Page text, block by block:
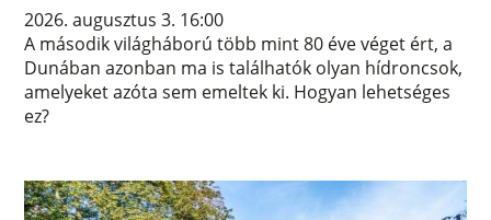
2026. augusztus 3. 16:00
A második világháború több mint 80 éve véget ért, a
Dunában azonban ma is találhatók olyan hídroncsok,
amelyeket azóta sem emeltek ki. Hogyan lehetséges
ez?